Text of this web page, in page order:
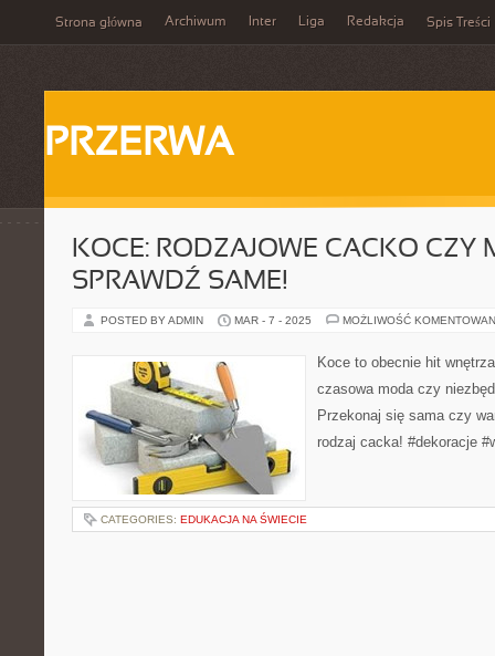
Strona główna Archiwum Inter Liga Redakcja Spis Treści
PRZERWA
KOCE: RODZAJOWE CACKO CZY
SPRAWDŹ SAME!
POSTED BY ADMIN MAR - 7 - 2025 MOŻLIWOŚĆ
Koce to obecnie hit
czasowa moda czy
Przekonaj się sama czy
rodzaj cacka! #dekoracje
CATEGORIES: EDUKACJA NA ŚWIECIE